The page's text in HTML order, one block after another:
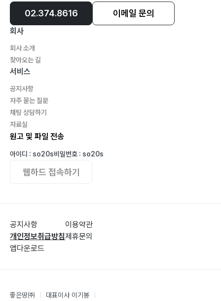
02.374.8616 이메일 문의
회사
회사 소개
찾아오는 길
서비스
공지사항
자주 묻는 질문
채팅 상담하기
자료실
원고 및 파일 전송
아이디 : so20s비밀번호 : so20s
웹하드 접속하기
공지사항
개인정보취급방침
앱다운로드
이용약관
제휴문의
좋은땅㈜ 대표이사 이기봉